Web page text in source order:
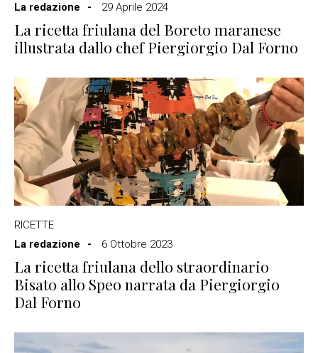
La redazione
29 Aprile 2024
La ricetta friulana del Boreto maranese
illustrata dallo chef Piergiorgio Dal Forno
RICETTE
La redazione
6 Ottobre 2023
La ricetta friulana dello straordinario
Bisato allo Speo narrata da Piergiorgio
Dal Forno